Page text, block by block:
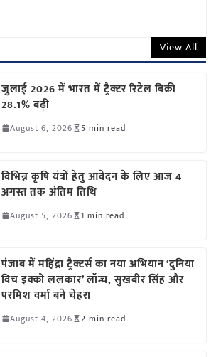
View All
जुलाई 2026 में भारत में ट्रैक्टर रिटेल बिक्री
28.1% बढ़ी
August 6, 2026 5 min read
विभिन्न कृषि यंत्रों हेतु आवेदन के लिए आज 4
अगस्त तक अंतिम तिथि
August 5, 2026 1 min read
पंजाब में महिंद्रा ट्रैक्टर्स का नया अभियान ‘दुनिया
विच इक्को ललकार’ लॉन्च, सुखबीर सिंह और
परमिश वर्मा बने चेहरा
August 4, 2026 2 min read